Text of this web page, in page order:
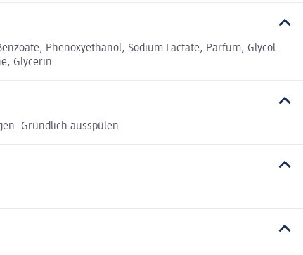
Phenoxyethanol, Sodium Lactate, Parfum, Glycol
Glycerin.
Gründlich ausspülen.